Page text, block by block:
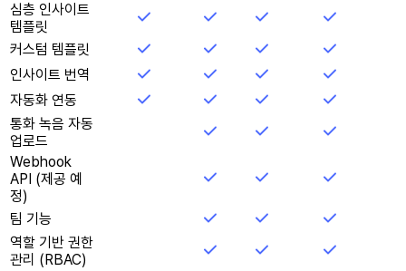
심층 인사이트
템플릿
커스텀 템플릿
인사이트 번역
자동화 연동
통화 녹음 자동
업로드
Webhook
API (제공 예
정)
팀 기능
역할 기반 권한
관리 (RBAC)